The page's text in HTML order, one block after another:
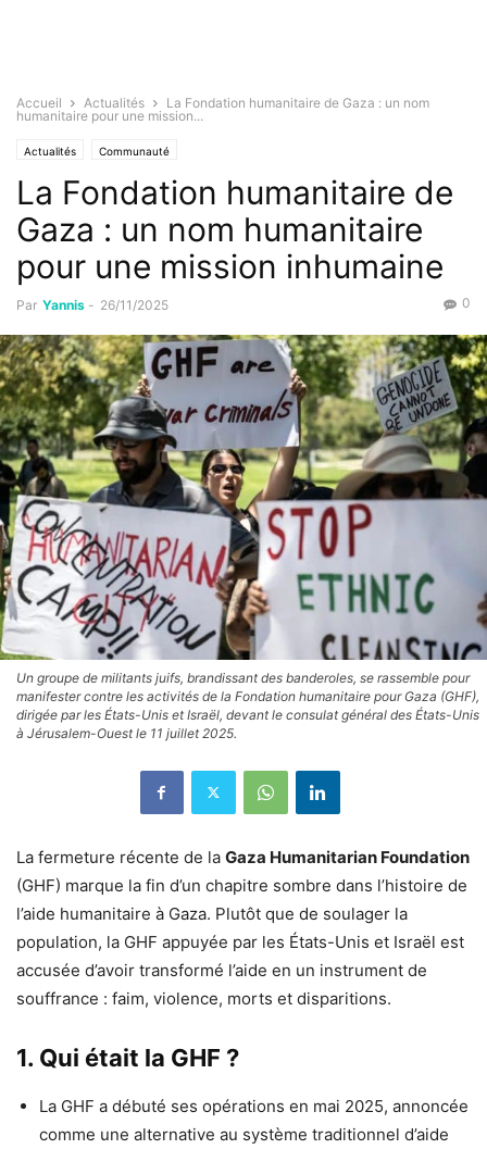
Accueil Actualités
La Fondation humanitaire de Gaza : un nom
humanitaire pour une mission...
Actualités Communauté
La Fondation humanitaire de
Gaza : un nom humanitaire
pour une mission inhumaine
Par Yannis - 26/11/2025 0
Un groupe de militants juifs, brandissant des banderoles, se rassemble pour
manifester contre les activités de la Fondation humanitaire pour Gaza (GHF),
dirigée par les États-Unis et Israël, devant le consulat général des États-Unis
à Jérusalem-Ouest le 11 juillet 2025.
La fermeture récente de la Gaza Humanitarian Foundation
(GHF) marque la fin d’un chapitre sombre dans l’histoire de
l’aide humanitaire à Gaza. Plutôt que de soulager la
population, la GHF appuyée par les États-Unis et Israël est
accusée d’avoir transformé l’aide en un instrument de
souffrance : faim, violence, morts et disparitions.
1. Qui était la GHF ?
La GHF a débuté ses opérations en mai 2025, annoncée
comme une alternative au système traditionnel d’aide